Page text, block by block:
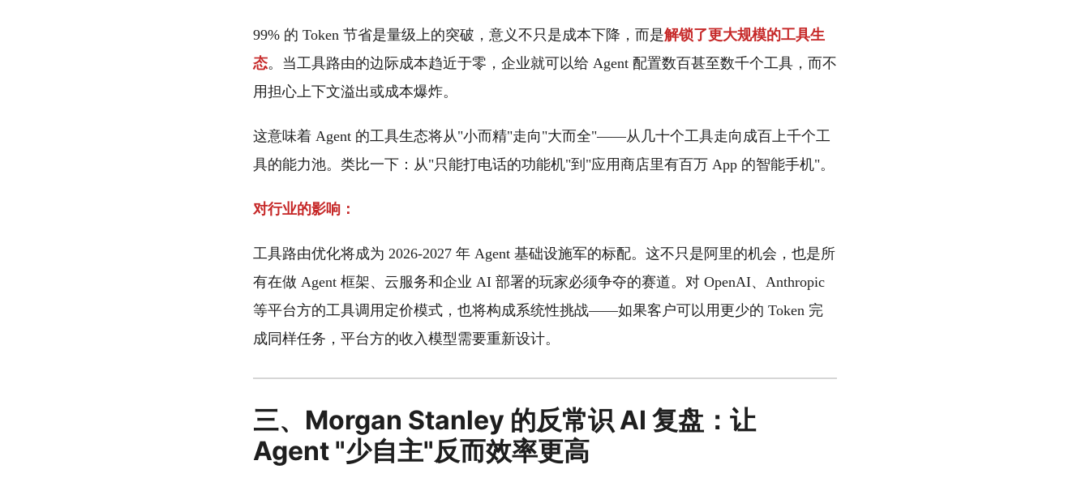
99% 的 Token 节省是量级上的突破，意义不只是成本下降，而是解锁了更大规模的工具生
态。当工具路由的边际成本趋近于零，企业就可以给 Agent 配置数百甚至数千个工具，而不
用担心上下文溢出或成本爆炸。
这意味着 Agent 的工具生态将从"小而精"走向"大而全"——从几十个工具走向成百上千个工
具的能力池。类比一下：从"只能打电话的功能机"到"应用商店里有百万 App 的智能手机"。
对行业的影响：
工具路由优化将成为 2026-2027 年 Agent 基础设施军的标配。这不只是阿里的机会，也是所
有在做 Agent 框架、云服务和企业 AI 部署的玩家必须争夺的赛道。对 OpenAI、Anthropic
等平台方的工具调用定价模式，也将构成系统性挑战——如果客户可以用更少的 Token 完
成同样任务，平台方的收入模型需要重新设计。
三、Morgan Stanley 的反常识 AI 复盘：让
Agent "少自主"反而效率更高